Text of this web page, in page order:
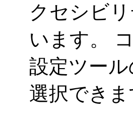
クセシビ
います。
設定ツー
選択できま